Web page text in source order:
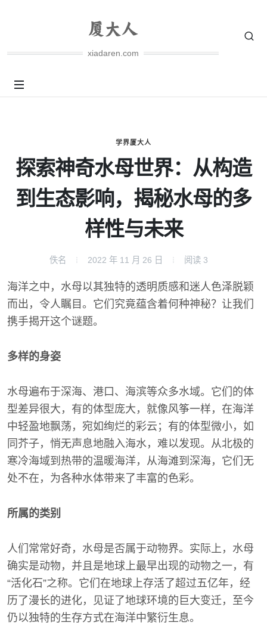
xiadaren.com
学界厦大人
探索神奇水母世界：从构造
到生态影响，揭秘水母的多
样性与未来
佚名 2022 年 11 月 26 日 阅读 3
海洋之中，水母以其独特的透明质感和迷人色泽脱颖
而出，令人瞩目。它们究竟蕴含着何种神秘？让我们
携手揭开这个谜题。
多样的身姿
水母遍布于深海、港口、海滨等众多水域。它们的体
型差异很大，有的体型庞大，就像风筝一样，在海洋
中轻盈地飘荡，宛如绚烂的彩云；有的体型微小，如
同芥子，悄无声息地融入海水，难以发现。从北极的
寒冷海域到热带的温暖海洋，从海滩到深海，它们无
处不在，为各种水体带来了丰富的色彩。
所属的类别
人们常常好奇，水母是否属于动物界。实际上，水母
确实是动物，并且是地球上最早出现的动物之一，有
“活化石”之称。它们在地球上存活了超过五亿年，经
历了漫长的进化，见证了地球环境的巨大变迁，至今
仍以独特的生存方式在海洋中繁衍生息。